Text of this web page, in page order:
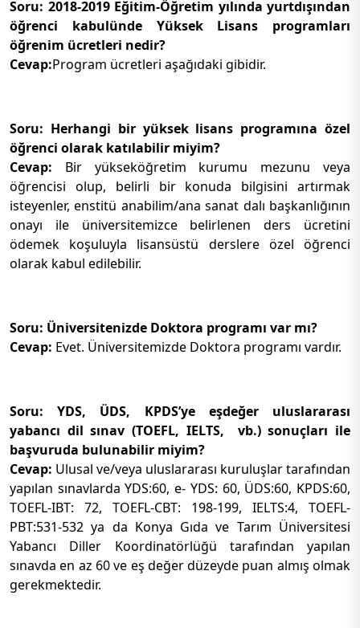
Soru: 2018-2019 Eğitim-Öğretim yılında yurtdışından
öğrenci kabulünde Yüksek Lisans programları
öğrenim ücretleri nedir?
Cevap:Program ücretleri aşağıdaki gibidir.
Soru: Herhangi bir yüksek lisans programına özel
öğrenci olarak katılabilir miyim?
Cevap: Bir yükseköğretim kurumu mezunu veya
öğrencisi olup, belirli bir konuda bilgisini artırmak
isteyenler, enstitü anabilim/ana sanat dalı başkanlığının
onayı ile üniversitemizce belirlenen ders ücretini
ödemek koşuluyla lisansüstü derslere özel öğrenci
olarak kabul edilebilir.
Soru: Üniversitenizde Doktora programı var mı?
Cevap: Evet. Üniversitemizde Doktora programı vardır.
Soru: YDS, ÜDS, KPDS’ye eşdeğer uluslararası
yabancı dil sınav (TOEFL, IELTS, vb.) sonuçları ile
başvuruda bulunabilir miyim?
Cevap: Ulusal ve/veya uluslararası kuruluşlar tarafından
yapılan sınavlarda YDS:60, e- YDS: 60, ÜDS:60, KPDS:60,
TOEFL-IBT: 72, TOEFL-CBT: 198-199, IELTS:4, TOEFL-
PBT:531-532 ya da Konya Gıda ve Tarım Üniversitesi
Yabancı Diller Koordinatörlüğü tarafından yapılan
sınavda en az 60 ve eş değer düzeyde puan almış olmak
gerekmektedir.